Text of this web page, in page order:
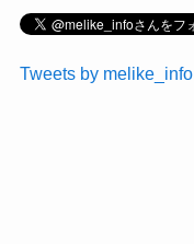
Tweets by melike_info